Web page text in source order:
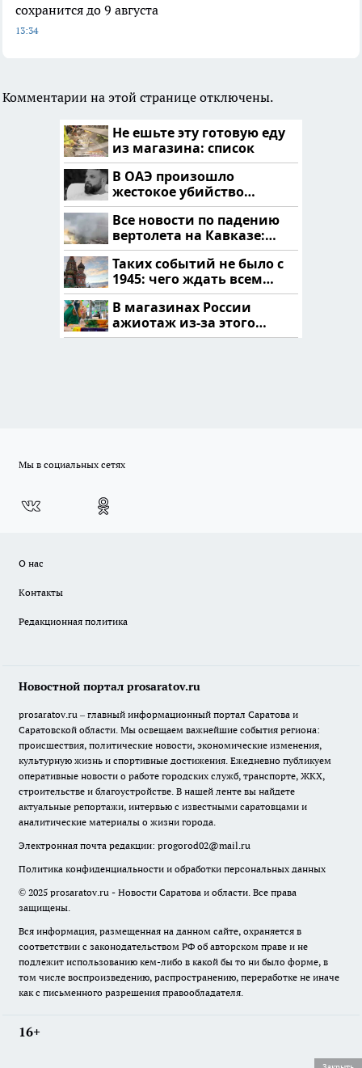
сохранится до 9 августа
13:34
Комментарии на этой странице отключены.
Не ешьте эту готовую еду
из магазина: список
В ОАЭ произошло
жестокое убийство
криптомиллионера
Все новости по падению
вертолета на Кавказе:
читать здесь
Таких событий не было с
1945: чего ждать всем
нам?
В магазинах России
ажиотаж из-за этого
продукта: что купить?
Мы в социальных сетях
О нас
Контакты
Редакционная политика
Новостной портал prosaratov.ru
prosaratov.ru – главный информационный портал Саратова и
Саратовской области. Мы освещаем важнейшие события региона:
происшествия, политические новости, экономические изменения,
культурную жизнь и спортивные достижения. Ежедневно публикуем
оперативные новости о работе городских служб, транспорте, ЖКХ,
строительстве и благоустройстве. В нашей ленте вы найдете
актуальные репортажи, интервью с известными саратовцами и
аналитические материалы о жизни города.
Электронная почта редакции: progorod02@mail.ru
Политика конфиденциальности и обработки персональных данных
© 2025 prosaratov.ru - Новости Саратова и области. Все права
защищены.
Вся информация, размещенная на данном сайте, охраняется в
соответствии с законодательством РФ об авторском праве и не
подлежит использованию кем-либо в какой бы то ни было форме, в
том числе воспроизведению, распространению, переработке не иначе
как с письменного разрешения правообладателя.
16+